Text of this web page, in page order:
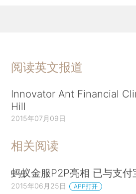
阅读英文报道
Innovator Ant Financial
Hill
2015年07月09日
相关阅读
蚂蚁金服P2P亮相 已与支付
2015年06月25日 APP打开